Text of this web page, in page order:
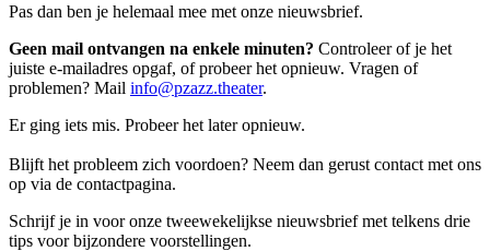
Pas dan ben je helemaal mee met onze nieuwsbrief.
Geen mail ontvangen na enkele minuten? Controleer of je het
juiste e-mailadres opgaf, of probeer het opnieuw. Vragen of
problemen? Mail info@pzazz.theater.
Er ging iets mis. Probeer het later opnieuw.
Blijft het probleem zich voordoen? Neem dan gerust contact met ons
op via de contactpagina.
Schrijf je in voor onze tweewekelijkse nieuwsbrief met telkens drie
tips voor bijzondere voorstellingen.